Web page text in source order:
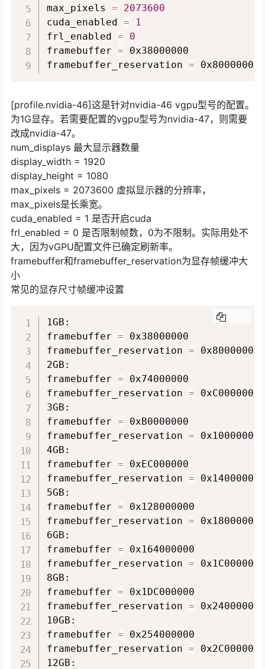
max_pixels =
2073600
cuda_enabled =
1
frl_enabled =
0
framebuffer = 0x38000000
framebuffer_reservation = 0x8000000
[profile.nvidia-46]这是针对nvidia-46 vgpu型号的配置。
为1G显存。若需要配置的vgpu型号为nvidia-47，则需要
改成nvidia-47。
num_displays 最大显示器数量
display_width = 1920
display_height = 1080
max_pixels = 2073600 虚拟显示器的分辨率，
max_pixels是长乘宽。
cuda_enabled = 1 是否开启cuda
frl_enabled = 0 是否限制帧数，0为不限制。实际用处不
大，因为vGPU配置文件已确定刷新率。
framebuffer和framebuffer_reservation为显存帧缓冲大
小
常见的显存尺寸帧缓冲设置
1GB:
framebuffer = 0x38000000
framebuffer_reservation = 0x8000000
2GB:
framebuffer = 0x74000000
framebuffer_reservation = 0xC000000
3GB:
framebuffer = 0xB0000000
framebuffer_reservation = 0x10000000
4GB:
framebuffer = 0xEC000000
framebuffer_reservation = 0x14000000
5GB:
framebuffer = 0x128000000
framebuffer_reservation = 0x18000000
6GB:
framebuffer = 0x164000000
framebuffer_reservation = 0x1C000000
8GB:
framebuffer = 0x1DC000000
framebuffer_reservation = 0x24000000
10GB:
framebuffer = 0x254000000
framebuffer_reservation = 0x2C000000
12GB: